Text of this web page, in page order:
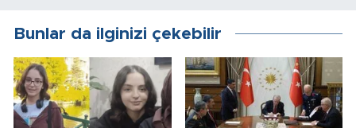
Bunlar da ilginizi çekebilir